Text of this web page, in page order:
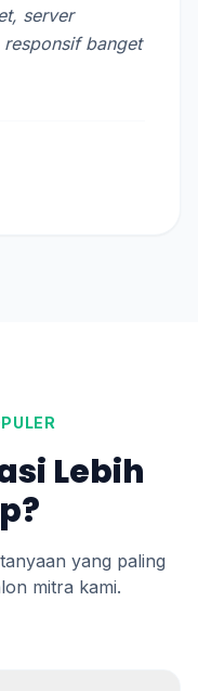
server
banget
Lebih
yang paling
mitra kami.